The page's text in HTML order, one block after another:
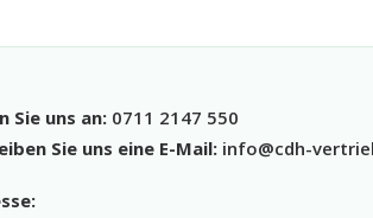
Sie uns an: 0711 2147 550
Sie uns eine E-Mail: info@cdh-